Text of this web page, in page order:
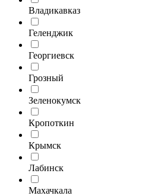
Владикавказ
Геленджик
Георгиевск
Грозный
Зеленокумск
Кропоткин
Крымск
Лабинск
Махачкала